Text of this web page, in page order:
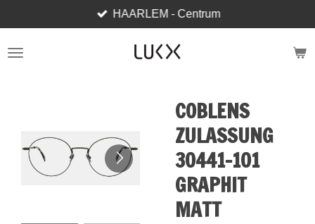
direct
naar
HAARLEM - Centrum
COBLENS
ZULASSUNG
30441-101
GRAPHIT
MATT